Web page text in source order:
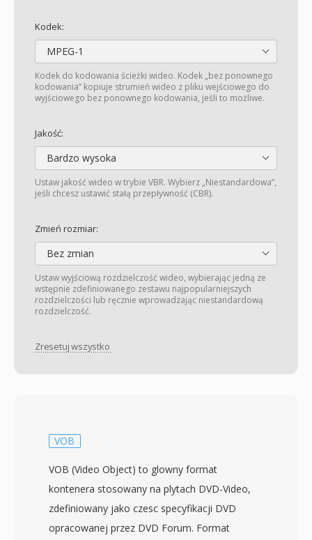
Kodek:
MPEG-1
Kodek do kodowania ścieżki wideo. Kodek „bez ponownego
kodowania” kopiuje strumień wideo z pliku wejściowego do
wyjściowego bez ponownego kodowania, jeśli to możliwe.
Jakość:
Bardzo wysoka
Ustaw jakość wideo w trybie VBR. Wybierz „Niestandardowa”,
jeśli chcesz ustawić stałą przepływność (CBR).
Zmień rozmiar:
Bez zmian
Ustaw wyjściową rozdzielczość wideo, wybierając jedną ze
wstępnie zdefiniowanego zestawu najpopularniejszych
rozdzielczości lub ręcznie wprowadzając niestandardową
rozdzielczość.
Zresetuj wszystko
VOB
VOB (Video Object) to glowny format
kontenera stosowany na plytach DVD-Video,
zdefiniowany jako czesc specyfikacji DVD
opracowanej przez DVD Forum. Format